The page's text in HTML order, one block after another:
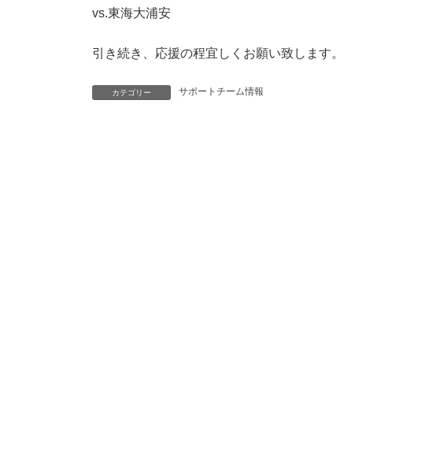
vs.東海大浦安
引き続き、応援の程宜しくお願い致します。
カテゴリー サポートチーム情報